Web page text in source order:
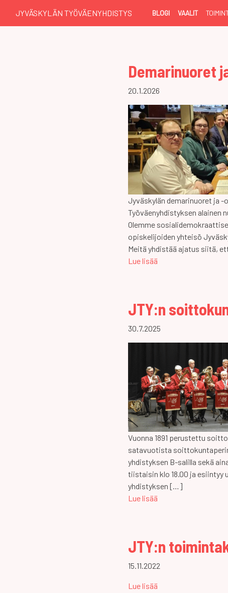
JYVÄSKYLÄN TYÖVÄENYHDISTYS BLOGI VAALIT
Demarinuoret
20.1.2026
Jyväskylän demarinuoret ja -
Työväenyhdistyksen alainen
Olemme
opiskelijoiden yhteisö
Meitä yhdistää ajatus siitä,
Lue lisää
JTY:n
30.7.2025
Vuonna 1891 perustettu
satavuotista
yhdistyksen B-salilla sekä
tiistaisin klo 18.00 ja esiintyy
yhdistyksen […]
Lue lisää
JTY:n
15.11.2022
Lue lisää